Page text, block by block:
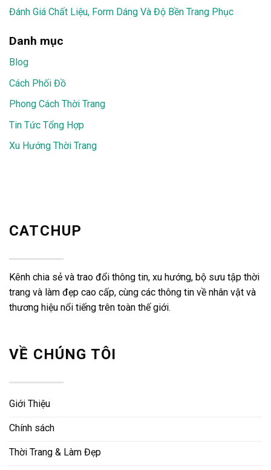
Đánh Giá Chất Liệu, Form Dáng Và Độ Bền Trang Phục
Danh mục
Blog
Cách Phối Đồ
Phong Cách Thời Trang
Tin Tức Tổng Hợp
Xu Hướng Thời Trang
CATCHUP
Kênh chia sẻ và trao đổi thông tin, xu hướng, bộ sưu tập thời
trang và làm đẹp cao cấp, cùng các thông tin về nhân vật và
thương hiệu nổi tiếng trên toàn thế giới.
VỀ CHÚNG TÔI
Giới Thiệu
Chính sách
Thời Trang & Làm Đẹp